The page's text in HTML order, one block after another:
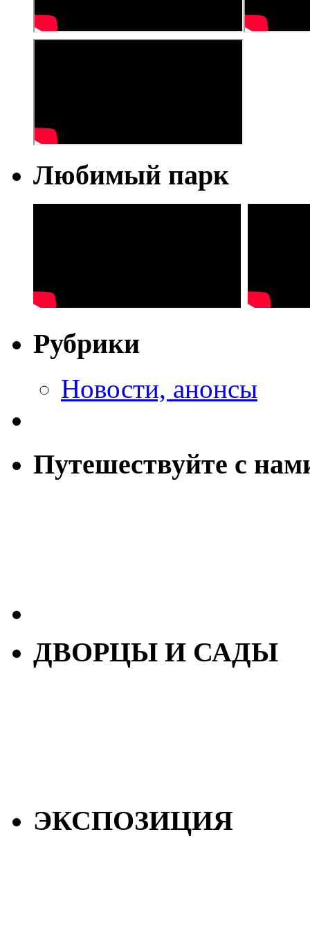
Любимый парк
Рубрики
Новости, анонсы
Путешествуйте с
ДВОРЦЫ И САДЫ
ЭКСПОЗИЦИЯ